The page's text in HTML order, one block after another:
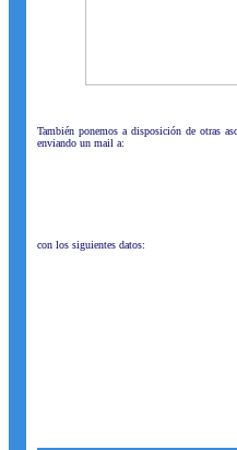
También ponemos a disposición de otras
enviando un mail a:
con los siguientes datos: